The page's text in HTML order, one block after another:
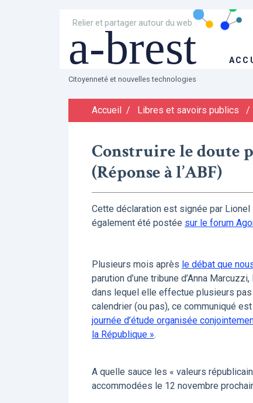
Relier et partager autour du web
a-brest
Citoyenneté et nouvelles technologies
Accueil / Libres et savoirs publics /
Construire le doute
(Réponse à l’ABF)
Cette déclaration est signée par Lionel
également été postée sur le forum
Plusieurs mois après le débat que
parution d’une tribune d’Anna Marcuzzi,
dans lequel elle effectue plusieurs
calendrier (ou pas), ce communiqué
journée d’étude organisée
la République ».
A quelle sauce les « valeurs
accommodées le 12 novembre